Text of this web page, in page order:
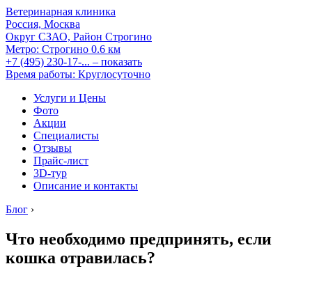
Ветеринарная клиника
Россия, Москва
Округ СЗАО, Район Строгино
Метро: Строгино 0.6 км
+7 (495) 230-17-... – показать
Время работы: Круглосуточно
Услуги и Цены
Фото
Акции
Специалисты
Отзывы
Прайс-лист
3D-тур
Описание и контакты
Блог ›
Что необходимо предпринять, если
кошка отравилась?